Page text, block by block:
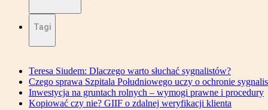
Tagi
Teresa Siudem: Dlaczego warto słuchać sygnalistów?
Czego sprawa Szpitala Południowego uczy o ochronie
Inwestycja na gruntach rolnych – wymogi prawne i procedury
Kopiować czy nie? GIIF o zdalnej weryfikacji klienta